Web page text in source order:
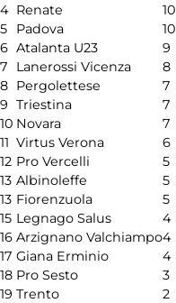
4 Renate 10
5
Padova 10
6 Atalanta U23 9
7
Lanerossi Vicenza 8
8 Pergolettese 7
9 Triestina 7
10 Novara 7
11 Virtus Verona 6
12 Pro Vercelli 5
13 Albinoleffe 5
13 Fiorenzuola 5
15 Legnago Salus 4
16 Arzignano Valchiampo4
17 Giana Erminio 4
18 Pro Sesto 3
19 Trento 2